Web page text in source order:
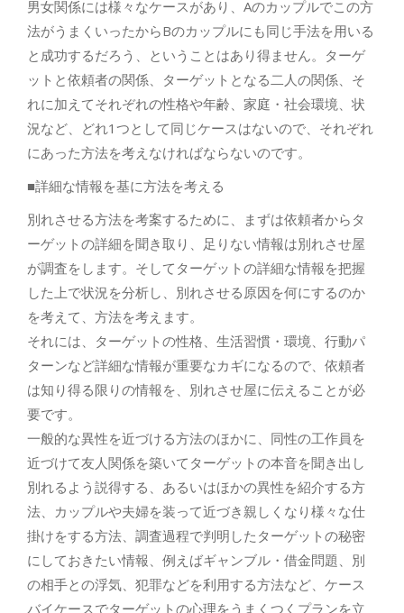
男女関係には様々なケースがあり、Aのカップルでこの方
法がうまくいったからBのカップルにも同じ手法を用いる
と成功するだろう、ということはあり得ません。ターゲ
ットと依頼者の関係、ターゲットとなる二人の関係、そ
れに加えてそれぞれの性格や年齢、家庭・社会環境、状
況など、どれ1つとして同じケースはないので、それぞれ
にあった方法を考えなければならないのです。
■詳細な情報を基に方法を考える
別れさせる方法を考案するために、まずは依頼者からタ
ーゲットの詳細を聞き取り、足りない情報は別れさせ屋
が調査をします。そしてターゲットの詳細な情報を把握
した上で状況を分析し、別れさせる原因を何にするのか
を考えて、方法を考えます。
それには、ターゲットの性格、生活習慣・環境、行動パ
ターンなど詳細な情報が重要なカギになるので、依頼者
は知り得る限りの情報を、別れさせ屋に伝えることが必
要です。
一般的な異性を近づける方法のほかに、同性の工作員を
近づけて友人関係を築いてターゲットの本音を聞き出し
別れるよう説得する、あるいはほかの異性を紹介する方
法、カップルや夫婦を装って近づき親しくなり様々な仕
掛けをする方法、調査過程で判明したターゲットの秘密
にしておきたい情報、例えばギャンブル・借金問題、別
の相手との浮気、犯罪などを利用する方法など、ケース
バイケースでターゲットの心理をうまくつくプランを立